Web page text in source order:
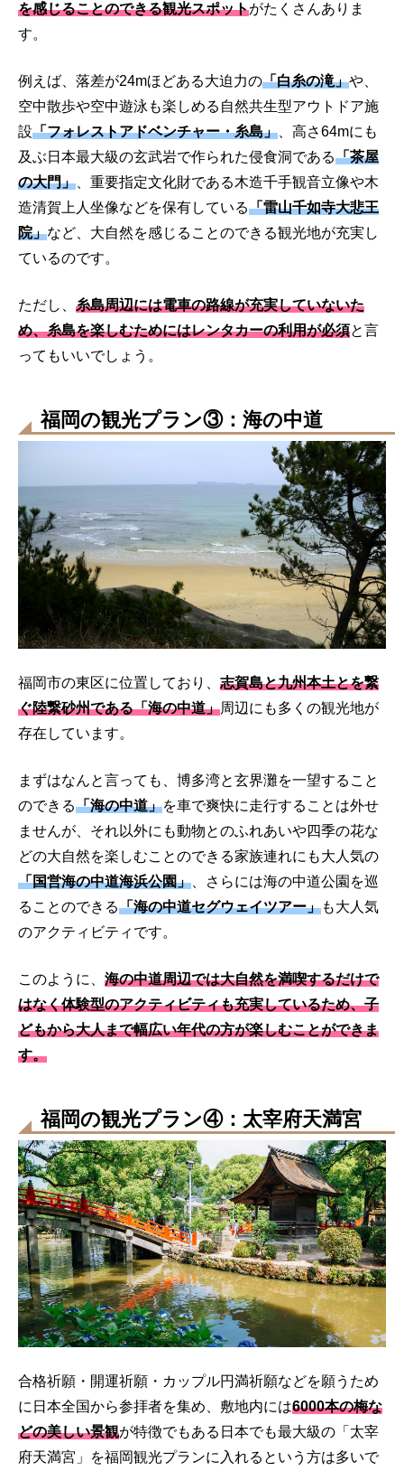
を感じることのできる観光スポットがたくさんありま
す。
例えば、落差が24mほどある大迫力の「白糸の滝」や、
空中散歩や空中遊泳も楽しめる自然共生型アウトドア施
設「フォレストアドベンチャー・糸島」 、高さ64mにも
及ぶ日本最大級の玄武岩で作られた侵食洞である「茶屋
の大門」 、重要指定文化財である木造千手観音立像や木
造清賀上人坐像などを保有している「雷山千如寺大悲王
院」など、大自然を感じることのできる観光地が充実し
ているのです。
ただし、 糸島周辺には電車の路線が充実していないた
め、糸島を楽しむためにはレンタカーの利用が必須と言
ってもいいでしょう。
福岡の観光プラン③：海の中道
福岡市の東区に位置しており、 志賀島と九州本土とを繋
ぐ陸繋砂州である「海の中道」周辺にも多くの観光地が
存在しています。
まずはなんと言っても、博多湾と玄界灘を一望すること
のできる「海の中道」を車で爽快に走行することは外せ
ませんが、それ以外にも動物とのふれあいや四季の花な
どの大自然を楽しむことのできる家族連れにも大人気の
「国営海の中道海浜公園」 、さらには海の中道公園を巡
ることのできる「海の中道セグウェイツアー」も大人気
のアクティビティです。
このように、 海の中道周辺では大自然を満喫するだけで
はなく体験型のアクティビティも充実しているため、子
どもから大人まで幅広い年代の方が楽しむことができま
す。
福岡の観光プラン④：太宰府天満宮
合格祈願・開運祈願・カップル円満祈願などを願うため
に日本全国から参拝者を集め、敷地内には6000本の梅な
どの美しい景観が特徴でもある日本でも最大級の「太宰
府天満宮」を福岡観光プランに入れるという方は多いで